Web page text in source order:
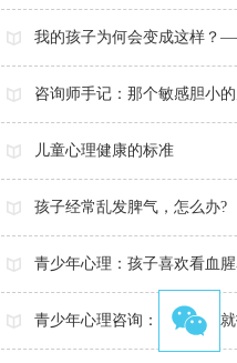
我的孩子为何会变成这样？
咨询师手记：那个敏感胆小
儿童心理健康的标准
孩子经常乱发脾气，怎么办?
青少年心理：孩子喜欢看血
青少年心理咨询：孩子放学